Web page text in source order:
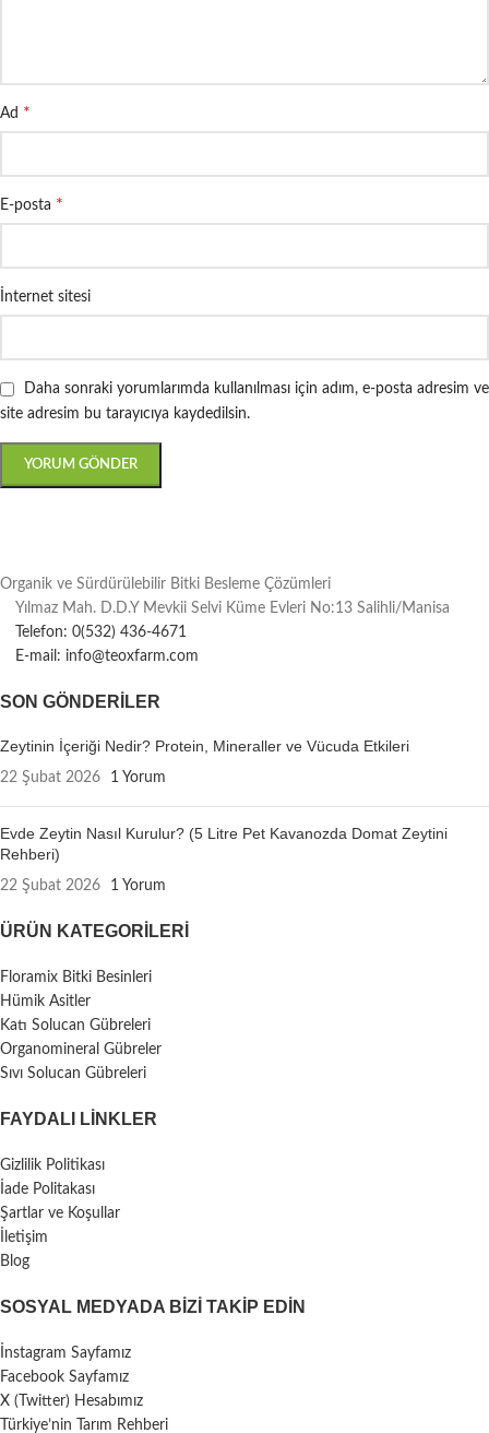
Ad *
E-posta *
İnternet sitesi
Daha sonraki yorumlarımda kullanılması için adım, e-posta adresim ve
site adresim bu tarayıcıya kaydedilsin.
Organik ve Sürdürülebilir Bitki Besleme Çözümleri
Yılmaz Mah. D.D.Y Mevkii Selvi Küme Evleri No:13 Salihli/Manisa
Telefon: 0(532) 436-4671
E-mail: info@teoxfarm.com
SON GÖNDERILER
Zeytinin İçeriği Nedir? Protein, Mineraller ve Vücuda Etkileri
22 Şubat 2026 1 Yorum
Evde Zeytin Nasıl Kurulur? (5 Litre Pet Kavanozda Domat Zeytini
Rehberi)
22 Şubat 2026 1 Yorum
ÜRÜN KATEGORILERI
Floramix Bitki Besinleri
Hümik Asitler
Katı Solucan Gübreleri
Organomineral Gübreler
Sıvı Solucan Gübreleri
FAYDALI LİNKLER
Gizlilik Politikası
İade Politakası
Şartlar ve Koşullar
İletişim
Blog
SOSYAL MEDYADA BIZI TAKIP EDIN
İnstagram Sayfamız
Facebook Sayfamız
X (Twitter) Hesabımız
Türkiye’nin Tarım Rehberi